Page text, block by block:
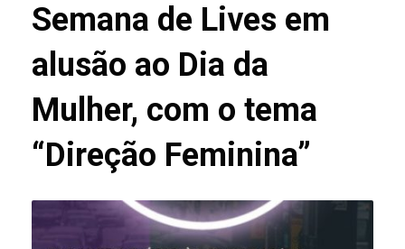
Semana de Lives em
alusão ao Dia da
Mulher, com o tema
“Direção Feminina”